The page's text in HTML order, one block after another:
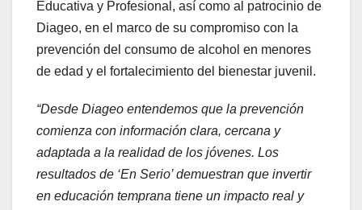
Educativa y Profesional, así como al patrocinio de
Diageo, en el marco de su compromiso con la
prevención del consumo de alcohol en menores
de edad y el fortalecimiento del bienestar juvenil.
“Desde Diageo entendemos que la prevención
comienza con información clara, cercana y
adaptada a la realidad de los jóvenes. Los
resultados de ‘En Serio’ demuestran que invertir
en educación temprana tiene un impacto real y